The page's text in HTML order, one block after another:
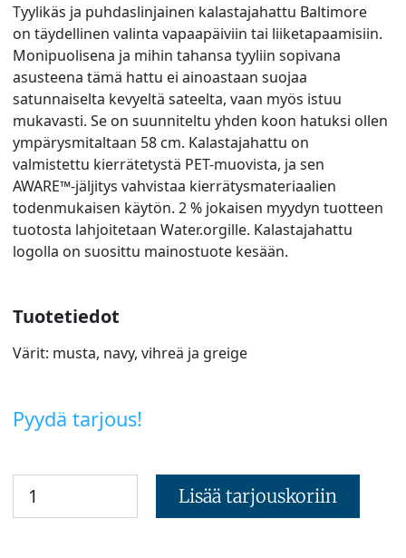
Tyylikäs ja puhdaslinjainen kalastajahattu Baltimore
on täydellinen valinta vapaapäiviin tai liiketapaamisiin.
Monipuolisena ja mihin tahansa tyyliin sopivana
asusteena tämä hattu ei ainoastaan suojaa
satunnaiselta kevyeltä sateelta, vaan myös istuu
mukavasti. Se on suunniteltu yhden koon hatuksi ollen
ympärysmitaltaan 58 cm. Kalastajahattu on
valmistettu kierrätetystä PET-muovista, ja sen
AWARE™-jäljitys vahvistaa kierrätysmateriaalien
todenmukaisen käytön. 2 % jokaisen myydyn tuotteen
tuotosta lahjoitetaan Water.orgille. Kalastajahattu
logolla on suosittu mainostuote kesään.
Tuotetiedot
Värit: musta, navy, vihreä ja greige
Pyydä tarjous!
Lisää tarjouskoriin